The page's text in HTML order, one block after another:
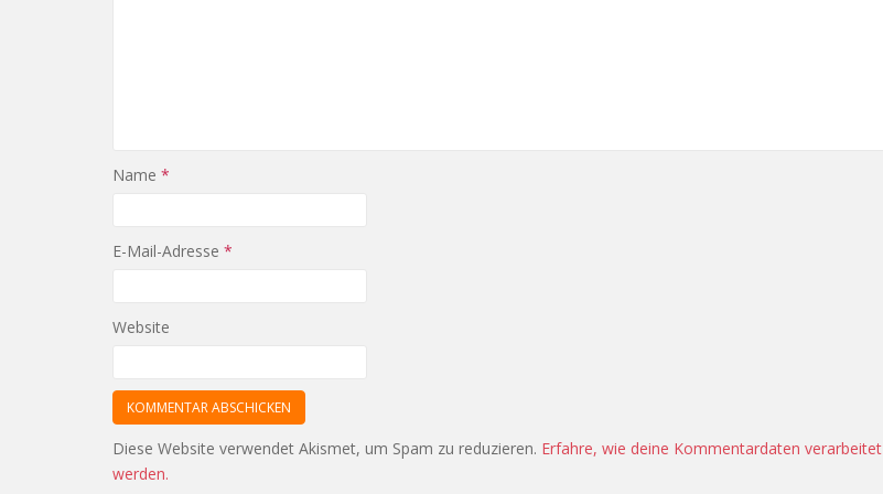
Name *
E-Mail-Adresse *
Website
Diese Website verwendet Akismet, um Spam zu reduzieren. Erfahre, wie deine Kommentardaten verarbeitet
werden.